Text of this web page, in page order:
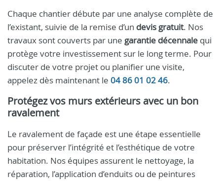
Chaque chantier débute par une analyse complète de
l’existant, suivie de la remise d’un devis gratuit. Nos
travaux sont couverts par une garantie décennale qui
protège votre investissement sur le long terme. Pour
discuter de votre projet ou planifier une visite,
appelez dès maintenant le 04 86 01 02 46.
Protégez vos murs extérieurs avec un bon
ravalement
Le ravalement de façade est une étape essentielle
pour préserver l’intégrité et l’esthétique de votre
habitation. Nos équipes assurent le nettoyage, la
réparation, l’application d’enduits ou de peintures